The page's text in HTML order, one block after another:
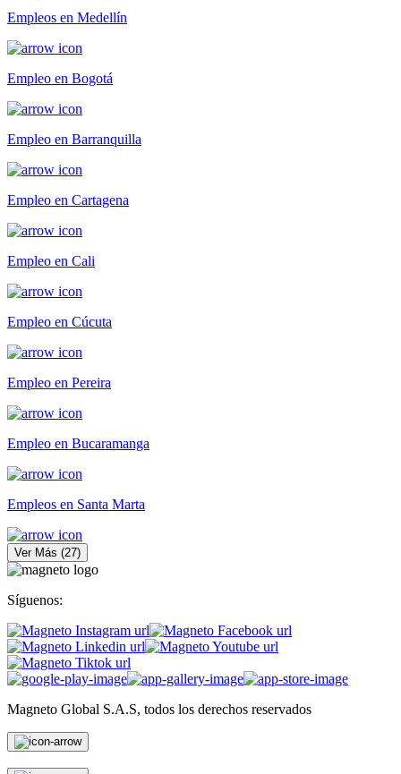
Empleos en Medellín
Empleo en Bogotá
Empleo en Barranquilla
Empleo en Cartagena
Empleo en Cali
Empleo en Cúcuta
Empleo en Pereira
Empleo en Bucaramanga
Empleos en Santa Marta
Ver Más (27)
Síguenos:
Magneto Global S.A.S, todos los derechos reservados